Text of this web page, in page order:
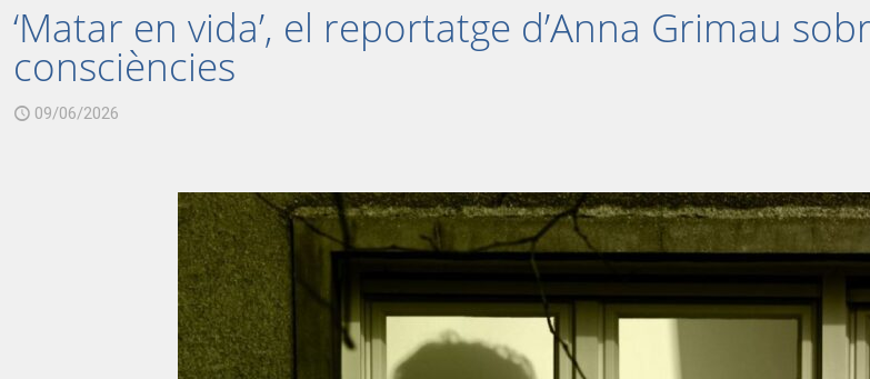
‘Matar en vida’, el reportatge d’Anna Grimau
consciències
09/06/2026